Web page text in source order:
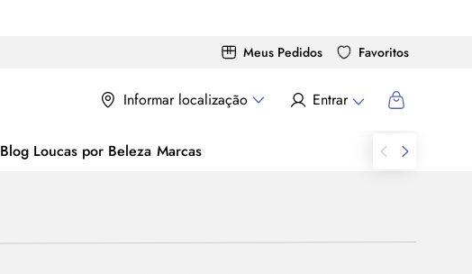
Meus Pedidos Favoritos
Informar localização Entrar
Blog Loucas por Beleza Marcas